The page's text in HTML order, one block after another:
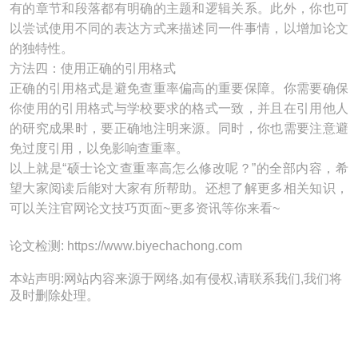
有的章节和段落都有明确的主题和逻辑关系。此外，你也可
以尝试使用不同的表达方式来描述同一件事情，以增加论文
的独特性。
方法四：使用正确的引用格式
正确的引用格式是避免查重率偏高的重要保障。你需要确保
你使用的引用格式与学校要求的格式一致，并且在引用他人
的研究成果时，要正确地注明来源。同时，你也需要注意避
免过度引用，以免影响查重率。
以上就是“硕士论文查重率高怎么修改呢？”的全部内容，希
望大家阅读后能对大家有所帮助。还想了解更多相关知识，
可以关注官网论文技巧页面~更多资讯等你来看~
论文检测: https://www.biyechachong.com
本站声明:网站内容来源于网络,如有侵权,请联系我们,我们将
及时删除处理。